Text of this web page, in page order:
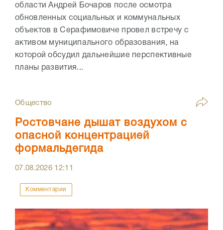
области Андрей Бочаров после осмотра
обновленных социальных и коммунальных
объектов в Серафимовиче провел встречу с
активом муниципального образования, на
которой обсудил дальнейшие перспективные
планы развития...
Общество
Ростовчане дышат воздухом с
опасной концентрацией
формальдегида
07.08.2026 12:11
Комментарии